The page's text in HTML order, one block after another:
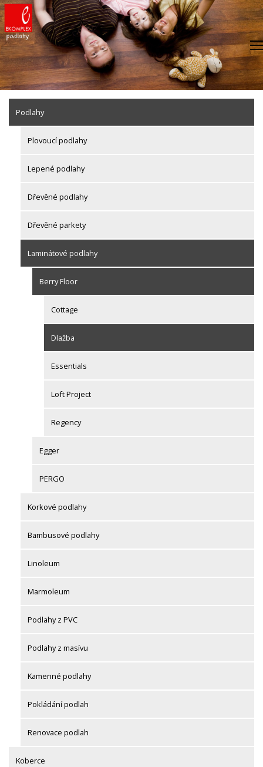
Skip
to
content
Podlahy
Plovoucí podlahy
Lepené podlahy
Dřevěné podlahy
Dřevěné parkety
Laminátové podlahy
Berry Floor
Cottage
Dlažba
Essentials
Loft Project
Regency
Egger
PERGO
Korkové podlahy
Bambusové podlahy
Linoleum
Marmoleum
Podlahy z PVC
Podlahy z masívu
Kamenné podlahy
Pokládání podlah
Renovace podlah
Koberce